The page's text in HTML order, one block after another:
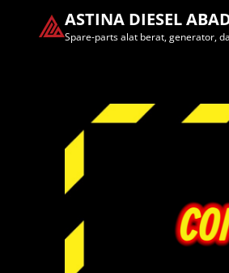
ASTINA DIESEL
Spare-parts alat berat, generator,